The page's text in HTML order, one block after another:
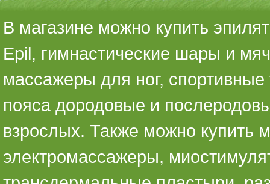
В магазине можно купить
Epil, гимнастические шары и
массажеры для ног,
пояса дородовые и
взрослых. Также можно купить
электромассажеры,